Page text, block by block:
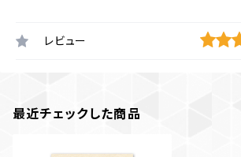
レビュー
最近チェックした商品